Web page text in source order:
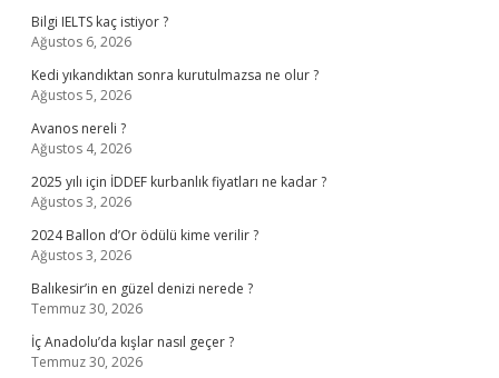
Bilgi IELTS kaç istiyor ?
Ağustos 6, 2026
Kedi yıkandıktan sonra kurutulmazsa ne olur ?
Ağustos 5, 2026
Avanos nereli ?
Ağustos 4, 2026
2025 yılı için İDDEF kurbanlık fiyatları ne kadar ?
Ağustos 3, 2026
2024 Ballon d’Or ödülü kime verilir ?
Ağustos 3, 2026
Balıkesir’in en güzel denizi nerede ?
Temmuz 30, 2026
İç Anadolu’da kışlar nasıl geçer ?
Temmuz 30, 2026